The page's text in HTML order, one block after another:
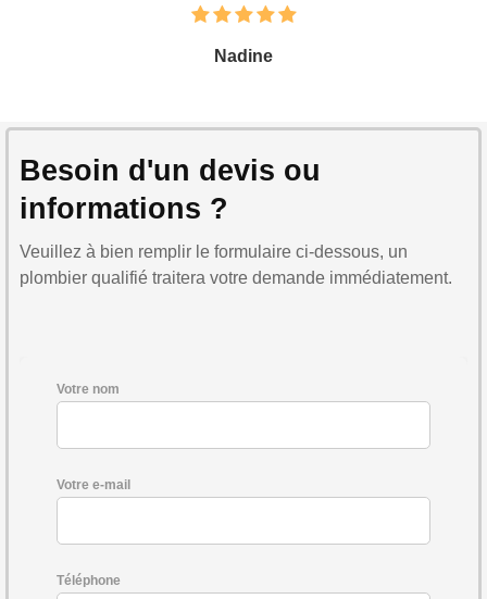
Nadine
Besoin d'un devis ou
informations ?
Veuillez à bien remplir le formulaire ci-dessous, un
plombier qualifié traitera votre demande immédiatement.
Votre nom
Votre e-mail
Téléphone